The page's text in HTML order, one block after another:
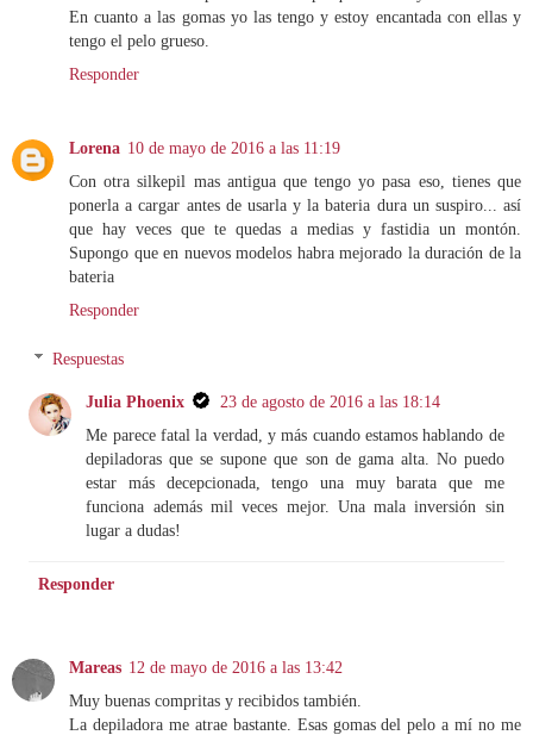
En cuanto a las gomas yo las tengo y estoy encantada con ellas y
tengo el pelo grueso.
Responder
Lorena 10 de mayo de 2016 a las 11:19
Con otra silkepil mas antigua que tengo yo pasa eso, tienes que
ponerla a cargar antes de usarla y la bateria dura un suspiro... así
que hay veces que te quedas a medias y fastidia un montón.
Supongo que en nuevos modelos habra mejorado la duración de la
bateria
Responder
Respuestas
Julia Phoenix
23 de agosto de 2016 a las 18:14
Me parece fatal la verdad, y más cuando estamos hablando de
depiladoras que se supone que son de gama alta. No puedo
estar más decepcionada, tengo una muy barata que me
funciona además mil veces mejor. Una mala inversión sin
lugar a dudas!
Responder
Mareas 12 de mayo de 2016 a las 13:42
Muy buenas compritas y recibidos también.
La depiladora me atrae bastante. Esas gomas del pelo a mí no me